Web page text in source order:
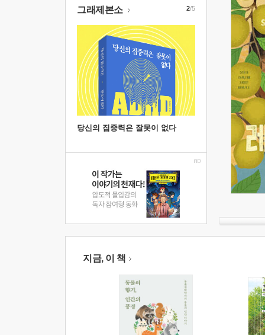
그래제본소
당신의 집중력은 잘못이 없다
2/5
지금, 이 책